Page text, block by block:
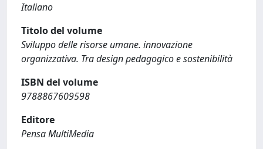
Italiano
Titolo del volume
Sviluppo delle risorse umane. innovazione
organizzativa. Tra design pedagogico e sostenibilità
ISBN del volume
9788867609598
Editore
Pensa MultiMedia